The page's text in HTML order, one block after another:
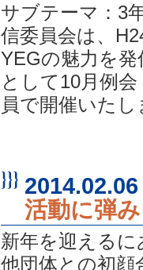
サブテーマ：3
信委員会は、
YEGの魅力を
として10月例
員で開催いた
2014.02.06
活動に弾
新年を迎える
他団体との初顔